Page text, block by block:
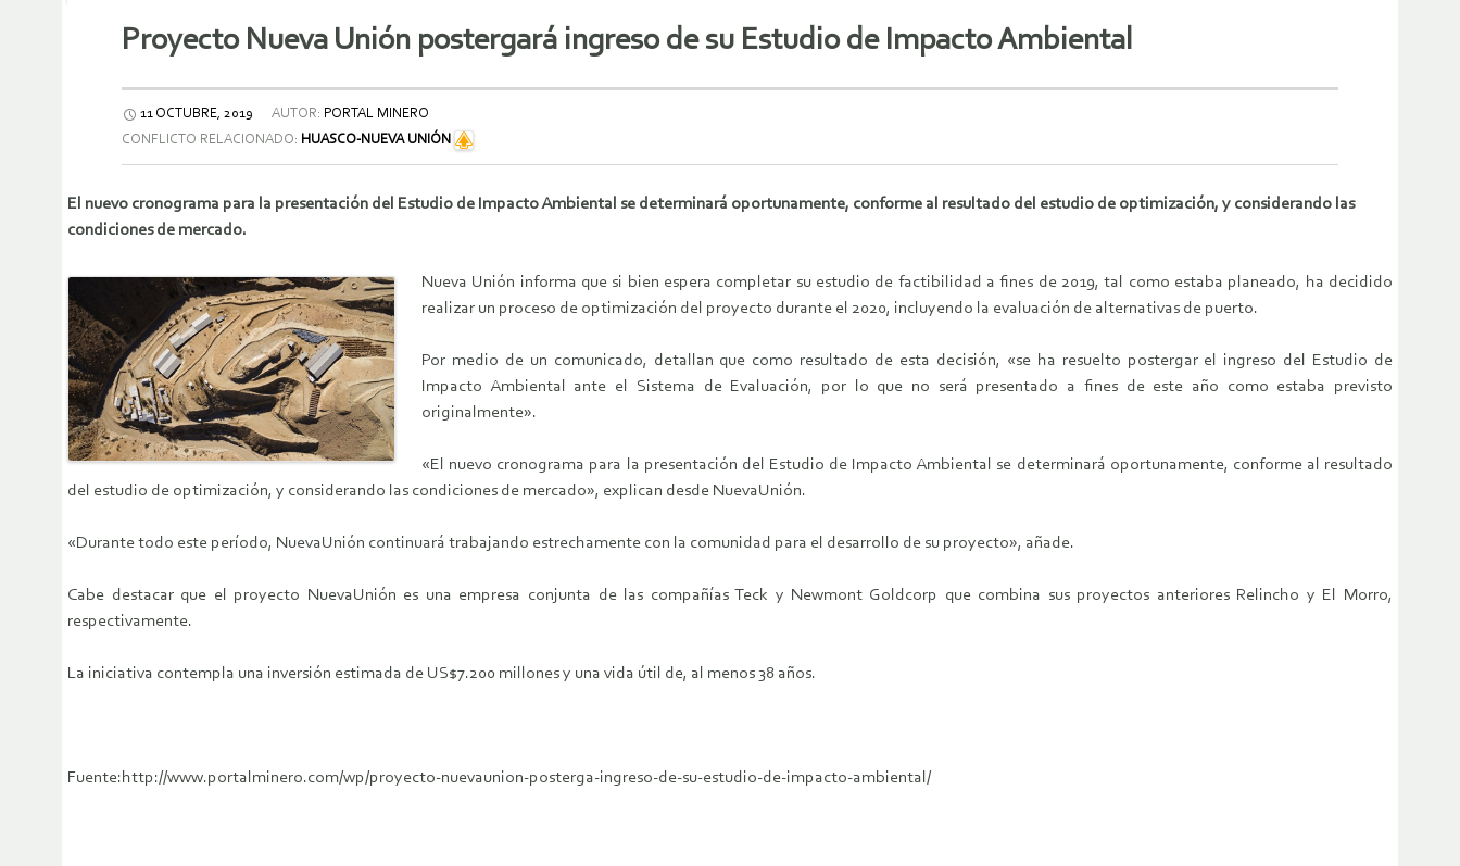
Proyecto Nueva Unión postergará ingreso de su Estudio de Impacto Ambiental
11 OCTUBRE, 2019 AUTOR: PORTAL MINERO
CONFLICTO RELACIONADO: HUASCO-NUEVA UNIÓN
El nuevo cronograma para la presentación del Estudio de Impacto Ambiental se determinará oportunamente, conforme al resultado del estudio de optimización, y considerando las
condiciones de mercado.
Nueva Unión informa que si bien espera completar su estudio de factibilidad a fines de 2019, tal como estaba planeado, ha decidido
realizar un proceso de optimización del proyecto durante el 2020, incluyendo la evaluación de alternativas de puerto.
Por medio de un comunicado, detallan que como resultado de esta decisión, «se ha resuelto postergar el ingreso del Estudio de
Impacto Ambiental ante el Sistema de Evaluación, por lo que no será presentado a fines de este año como estaba previsto
originalmente».
«El nuevo cronograma para la presentación del Estudio de Impacto Ambiental se determinará oportunamente, conforme al resultado
del estudio de optimización, y considerando las condiciones de mercado», explican desde NuevaUnión.
«Durante todo este período, NuevaUnión continuará trabajando estrechamente con la comunidad para el desarrollo de su proyecto», añade.
Cabe destacar que el proyecto NuevaUnión es una empresa conjunta de las compañías Teck y Newmont Goldcorp que combina sus proyectos anteriores Relincho y El Morro,
respectivamente.
La iniciativa contempla una inversión estimada de US$7.200 millones y una vida útil de, al menos 38 años.
Fuente:http://www.portalminero.com/wp/proyecto-nuevaunion-posterga-ingreso-de-su-estudio-de-impacto-ambiental/